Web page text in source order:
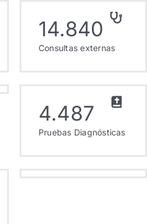
14.840
Consultas externas
4.487
Pruebas Diagnósticas